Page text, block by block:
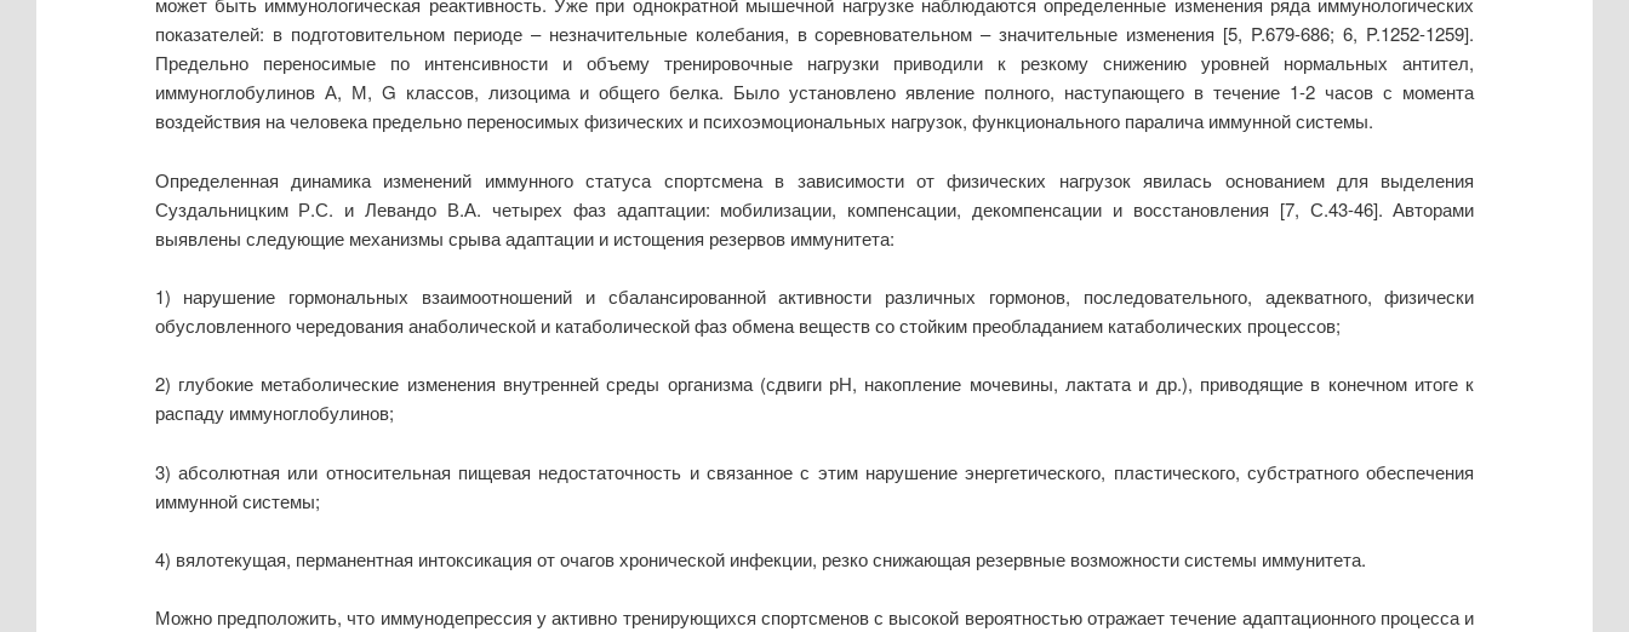
показателей: в подготовительном периоде – незначительные колебания, в соревновательном – значительные изменения [5, P.679-686; 6, P.1252-1259].
Предельно переносимые по интенсивности и объему тренировочные нагрузки приводили к резкому снижению уровней нормальных антител,
иммуноглобулинов А, М, G классов, лизоцима и общего белка. Было установлено явление полного, наступающего в течение 1-2 часов с момента
воздействия на человека предельно переносимых физических и психоэмоциональных нагрузок, функционального паралича иммунной системы.
Определенная динамика изменений иммунного статуса спортсмена в зависимости от физических нагрузок явилась основанием для выделения
Суздальницким Р.С. и Левандо В.А. четырех фаз адаптации: мобилизации, компенсации, декомпенсации и восстановления [7, С.43-46]. Авторами
выявлены следующие механизмы срыва адаптации и истощения резервов иммунитета:
1) нарушение гормональных взаимоотношений и сбалансированной активности различных гормонов, последовательного, адекватного, физически
обусловленного чередования анаболической и катаболической фаз обмена веществ со стойким преобладанием катаболических процессов;
2) глубокие метаболические изменения внутренней среды организма (сдвиги рН, накопление мочевины, лактата и др.), приводящие в конечном итоге к
распаду иммуноглобулинов;
3) абсолютная или относительная пищевая недостаточность и связанное с этим нарушение энергетического, пластического, субстратного обеспечения
иммунной системы;
4) вялотекущая, перманентная интоксикация от очагов хронической инфекции, резко снижающая резервные возможности системы иммунитета.
Можно предположить, что иммунодепрессия у активно тренирующихся спортсменов с высокой вероятностью отражает течение адаптационного процесса и